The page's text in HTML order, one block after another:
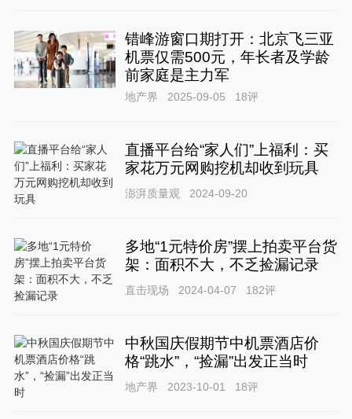
错峰游窗口期打开：北京飞三亚
机票仅需500元，年长者及学龄
前家庭是主力军
地产界 2025-09-05 18评
直播平台给“家人们”上福利：买
家花万元网购挖机却收到玩具
澎湃质量观 2024-09-20
多地“1元特价房”摆上拍卖平台货
架：面积不大，不乏捡漏记录
直击现场 2024-04-07 182评
中秋国庆假期节中机票酒店价
格“跳水”，“捡漏”出发正当时
地产界 2023-10-01 18评